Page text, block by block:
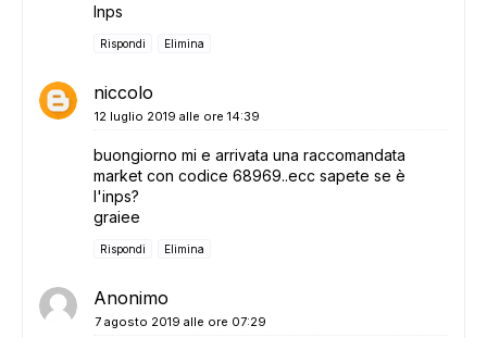
Inps
Rispondi Elimina
niccolo
12 luglio 2019 alle ore 14:39
buongiorno mi e arrivata una raccomandata
market con codice 68969..ecc sapete se è
l'inps?
graiee
Rispondi Elimina
Anonimo
7 agosto 2019 alle ore 07:29